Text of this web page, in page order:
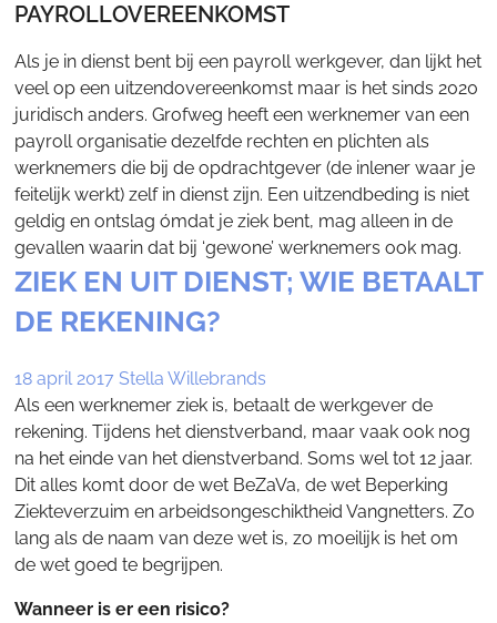
PAYROLLOVEREENKOMST
Als je in dienst bent bij een payroll werkgever, dan lijkt het
veel op een uitzendovereenkomst maar is het sinds 2020
juridisch anders. Grofweg heeft een werknemer van een
payroll organisatie dezelfde rechten en plichten als
werknemers die bij de opdrachtgever (de inlener waar je
feitelijk werkt) zelf in dienst zijn. Een uitzendbeding is niet
geldig en ontslag ómdat je ziek bent, mag alleen in de
gevallen waarin dat bij ‘gewone’ werknemers ook mag.
ZIEK EN UIT DIENST; WIE BETAALT
DE REKENING?
18 april 2017 Stella Willebrands
Als een werknemer ziek is, betaalt de werkgever de
rekening. Tijdens het dienstverband, maar vaak ook nog
na het einde van het dienstverband. Soms wel tot 12 jaar.
Dit alles komt door de wet BeZaVa, de wet Beperking
Ziekteverzuim en arbeidsongeschiktheid Vangnetters. Zo
lang als de naam van deze wet is, zo moeilijk is het om
de wet goed te begrijpen.
Wanneer is er een risico?